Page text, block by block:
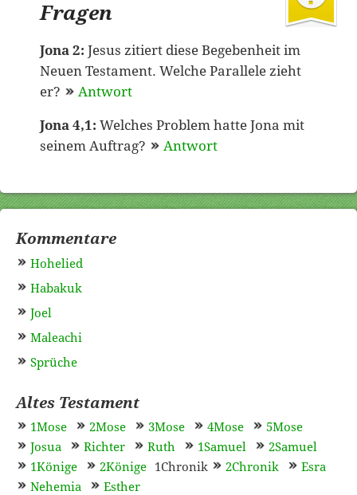
Fragen
Jona 2: Jesus zitiert diese Begebenheit im
Neuen Testament. Welche Parallele zieht
er?
Antwort
Jona 4,1: Welches Problem hatte Jona mit
seinem Auftrag?
Antwort
Kommentare
Hohelied
Habakuk
Joel
Maleachi
Sprüche
Altes Testament
1Mose 2Mose 3Mose 4Mose
5Mose
Josua
Richter Ruth 1Samuel
2Samuel
1Könige
2Könige 1Chronik 2Chronik
Esra
Nehemia
Esther